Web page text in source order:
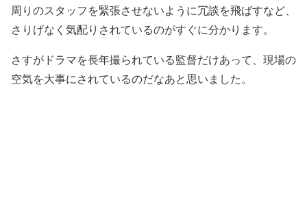
周りのスタッフを緊張させないように冗談を飛ばすなど、
さりげなく気配りされているのがすぐに分かります。
さすがドラマを長年撮られている監督だけあって、現場の
空気を大事にされているのだなあと思いました。